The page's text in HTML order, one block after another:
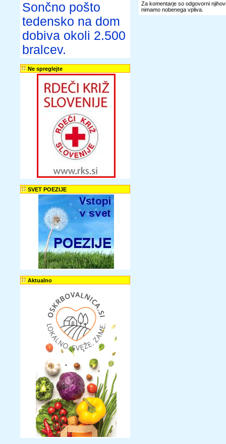
Sončno pošto
tedensko na dom
dobiva okoli 2.500
bralcev.
Ne spreglejte
SVET POEZIJE
Aktualno
Za komentarje so odgovorni
nimamo nobenega vpliva.